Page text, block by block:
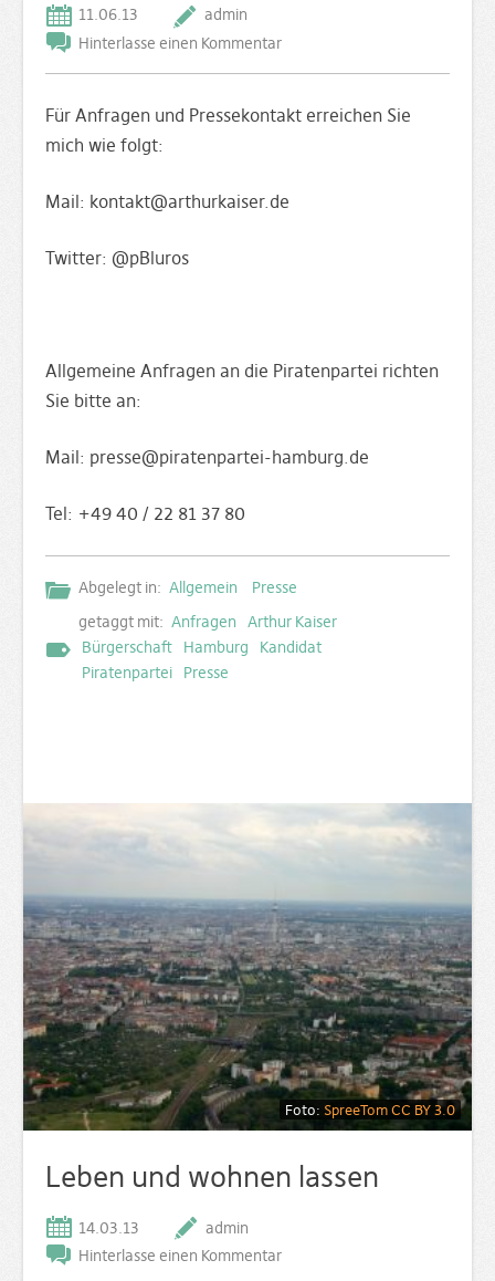
11.06.13
admin
Hinterlasse einen Kommentar
Für Anfragen und Pressekontakt erreichen Sie
mich wie folgt:
Mail: kontakt@arthurkaiser.de
Twitter: @pBluros
Allgemeine Anfragen an die Piratenpartei richten
Sie bitte an:
Mail: presse@piratenpartei-hamburg.de
Tel: +49 40 / 22 81 37 80
Abgelegt in: Allgemein
Presse
getaggt mit: Anfragen
Arthur Kaiser
Bürgerschaft
Hamburg
Kandidat
Piratenpartei
Presse
Foto: SpreeTomCC BY 3.0
Leben und wohnen lassen
14.03.13
admin
Hinterlasse einen Kommentar